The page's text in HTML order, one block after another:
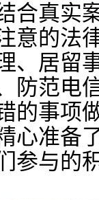
合真实
意的法
、居留
防范电
的事项
心准备
参与的